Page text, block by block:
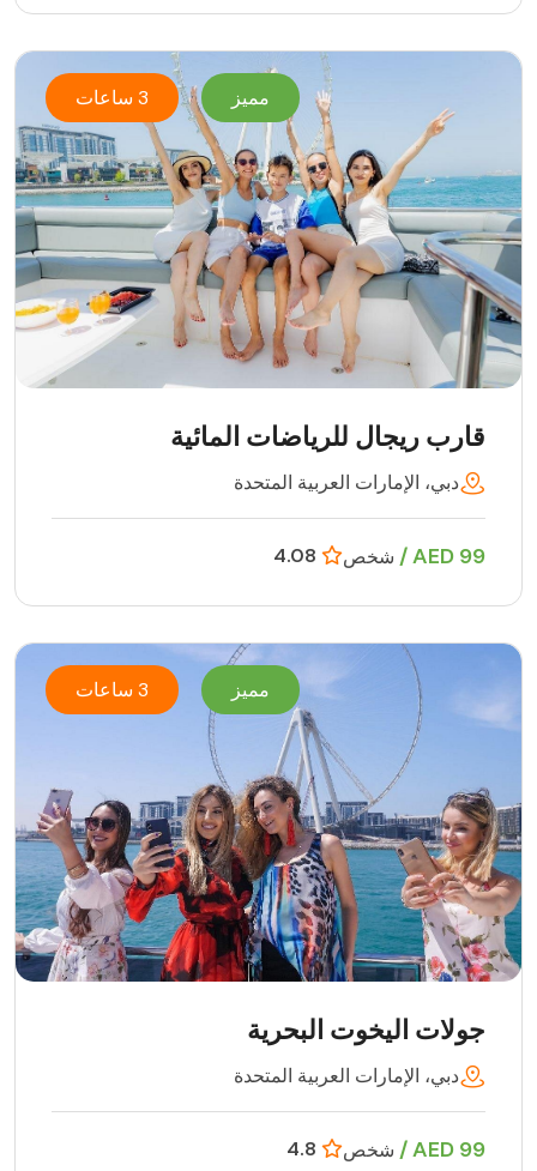
مميز 3 ساعات
قارب ريجال للرياضات المائية
دبي، الإمارات العربية المتحدة
99 AED / شخص
مميز 3 ساعات
جولات اليخوت البحرية
دبي، الإمارات العربية المتحدة
99 AED / شخص